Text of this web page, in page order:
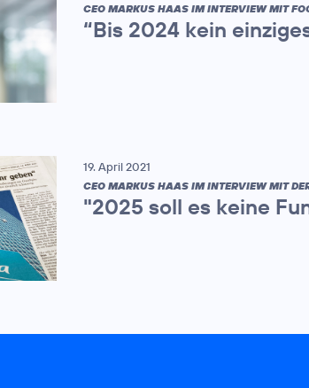
CEO MARKUS HAAS IM INTERVIEW MIT
“Bis 2024 kein
19. April 2021
CEO MARKUS HAAS IM INTERVIEW MIT
"2025 soll es keine